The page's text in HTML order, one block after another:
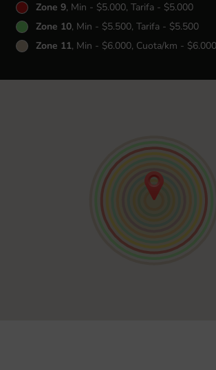
Zone 9, Min - $5.000, Tarifa - $5.000
Zone 10, Min - $5.500, Tarifa - $5.500
Zone 11, Min - $6.000, Cuota/km - $6.000